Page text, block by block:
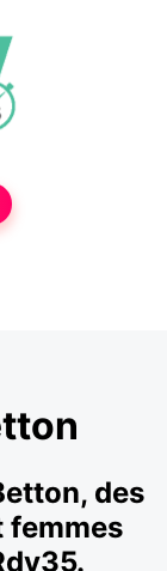
des
femmes